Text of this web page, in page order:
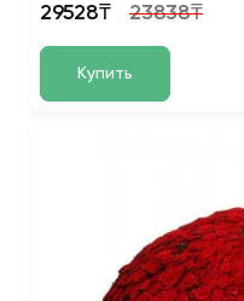
29528₸ 23838₸
Купить